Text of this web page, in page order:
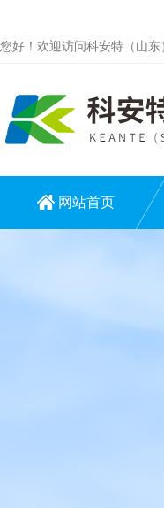
您好！欢迎访问科安特（山东
网站首页